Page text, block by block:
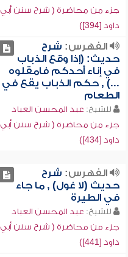
جزء من محاضرة ( شرح سنن أبي
داود [394])
الفهرس: شرح
حديث: (إذا وقع الذباب
في إناء أحدكم فامقلوه
...) , حكم الذباب يقع في
الطعام
للشيخ: عبد المحسن العباد
جزء من محاضرة ( شرح سنن أبي
داود [434])
الفهرس: شرح
حديث (لا غول) , ما جاء
في الطيرة
للشيخ: عبد المحسن العباد
جزء من محاضرة ( شرح سنن أبي
داود [441])